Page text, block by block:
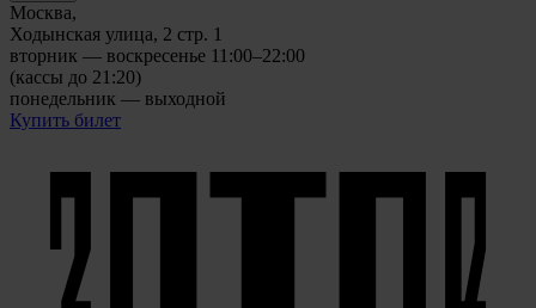
Москва,
Ходынская улица, 2 стр. 1
вторник — воскресенье 11:00–22:00
(кассы до 21:20)
понедельник — выходной
Купить билет